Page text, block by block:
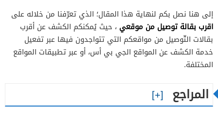
إلى هنا نصل بكم لنهاية هذا المقال؛ الذي تعرّفنا من خلاله على
اقرب بقالة توصيل من موقعي ، حيث يُمكنكم الكشف عن أقرب
بقالات التّوصيل من مواقعكم التي تتواجدون فيها عبر تفعيل
خدمة الكشف عن المواقع الجي بي أس، أو عبر تطبيقات المواقع
المختلفة.
المراجع